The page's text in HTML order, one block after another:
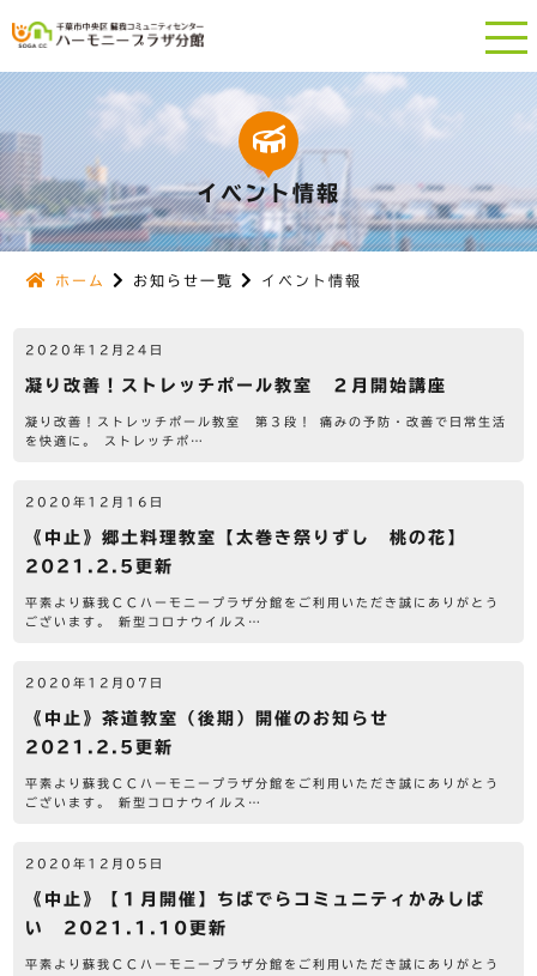
イベント情報
ホーム お知らせ一覧 イベント情報
2020年12月24日
凝り改善！ストレッチポール教室 ２月開始講座
凝り改善！ストレッチポール教室 第３段！ 痛みの予防・改善で日常生活
を快適に。 ストレッチポ…
2020年12月16日
《中止》郷土料理教室【太巻き祭りずし 桃の花】
2021.2.5更新
平素より蘇我ＣＣハーモニープラザ分館をご利用いただき誠にありがとう
ございます。 新型コロナウイルス…
2020年12月07日
《中止》茶道教室（後期）開催のお知らせ
2021.2.5更新
平素より蘇我ＣＣハーモニープラザ分館をご利用いただき誠にありがとう
ございます。 新型コロナウイルス…
2020年12月05日
《中止》【１月開催】ちばでらコミュニティかみしば
い 2021.1.10更新
平素より蘇我ＣＣハーモニープラザ分館をご利用いただき誠にありがとう